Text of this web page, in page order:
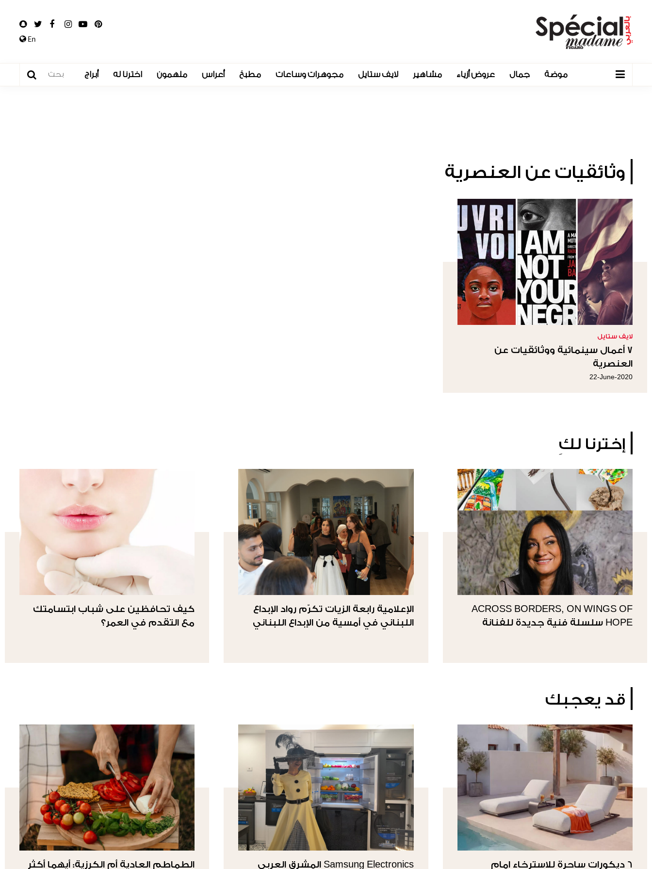
En
موضة جمال عروض أزياء مشاهير لايف ستايل مجوهرات وساعات مطبخ أعراس ملهمون اخترنا له أبراج
وثائقيات عن العنصرية
لايف ستايل
7 أعمال سينمائية ووثائقيات عن
العنصرية
22-June-2020
إخترنا لكِ
ACROSS BORDERS, ON WINGS OF
HOPE سلسلة فنية جديدة للفنانة
الإعلامية رابعة الزيات تكرّم رواد الإبداع
اللبناني في أمسية من الإبداع اللبناني
كيف تحافظين على شباب ابتسامتك
مع التقدم في العمر؟
قد يعجبك
6 ديكورات ساحرة للاسترخاء امام Samsung Electronics المشرق العربي الطماطم العادية أم الكرزية: أيهما أكثر